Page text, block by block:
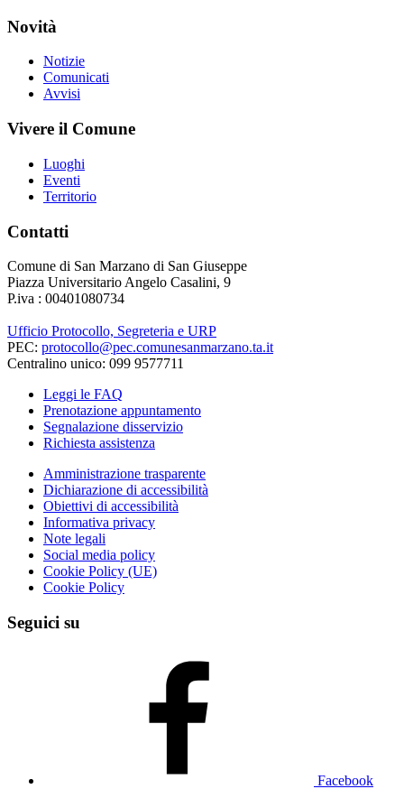
Novità
Notizie
Comunicati
Avvisi
Vivere il Comune
Luoghi
Eventi
Territorio
Contatti
Comune di San Marzano di San Giuseppe
Piazza Universitario Angelo Casalini, 9
P.iva : 00401080734
Ufficio Protocollo, Segreteria e URP
PEC: protocollo@pec.comunesanmarzano.ta.it
Centralino unico: 099 9577711
Leggi le FAQ
Prenotazione appuntamento
Segnalazione disservizio
Richiesta assistenza
Amministrazione trasparente
Dichiarazione di accessibilità
Obiettivi di accessibilità
Informativa privacy
Note legali
Social media policy
Cookie Policy (UE)
Cookie Policy
Seguici su
Facebook